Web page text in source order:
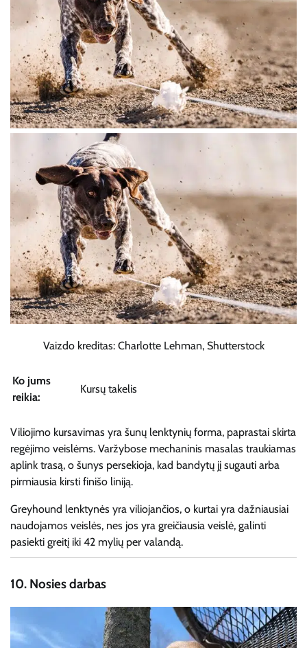
Vaizdo kreditas: Charlotte Lehman, Shutterstock
Ko jums
reikia:
Kursų takelis
Viliojimo kursavimas yra šunų lenktynių forma, paprastai skirta
regėjimo veislėms. Varžybose mechaninis masalas traukiamas
aplink trasą, o šunys persekioja, kad bandytų jį sugauti arba
pirmiausia kirsti finišo liniją.
Greyhound lenktynės yra viliojančios, o kurtai yra dažniausiai
naudojamos veislės, nes jos yra greičiausia veislė, galinti
pasiekti greitį iki 42 mylių per valandą.
10. Nosies darbas